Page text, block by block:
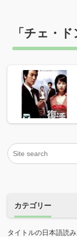
「チェ・ド
カテゴリー
タイトルの日本語読